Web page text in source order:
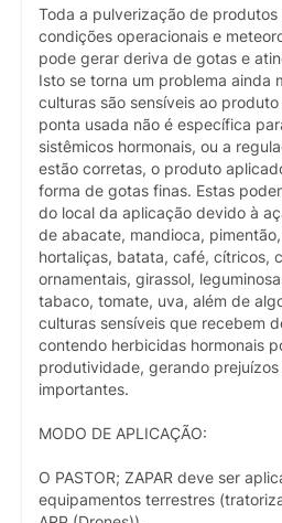
Toda a pulverização de
condições operacionais e
pode gerar deriva de gotas e
Isto se torna um problema ainda
culturas são sensíveis ao
ponta usada não é específica
sistêmicos hormonais, ou a
estão corretas, o produto
forma de gotas finas. Estas
do local da aplicação devido à
de abacate, mandioca,
hortaliças, batata, café, cítricos,
ornamentais, girassol,
tabaco, tomate, uva, além de
culturas sensíveis que recebem
contendo herbicidas hormonais
produtividade, gerando prejuízos
importantes.
MODO DE APLICAÇÃO:
O PASTOR; ZAPAR deve ser
equipamentos terrestres